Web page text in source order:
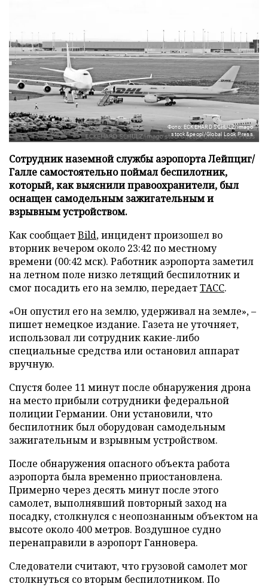
Фото: ECKEHARD SCHULZ/imago
stock&peopl/Global Look Press
Сотрудник наземной службы аэропорта Лейпциг/
Галле самостоятельно поймал беспилотник,
который, как выяснили правоохранители, был
оснащен самодельным зажигательным и
взрывным устройством.
Как сообщаетBild, инцидент произошел во
вторник вечером около 23:42 по местному
времени (00:42 мск). Работник аэропорта заметил
на летном поле низко летящий беспилотник и
смог посадить его на землю, передаетТАСС.
«Он опустил его на землю, удерживал на земле», –
пишет немецкое издание. Газета не уточняет,
использовал ли сотрудник какие-либо
специальные средства или остановил аппарат
вручную.
Спустя более 11 минут после обнаружения дрона
на место прибыли сотрудники федеральной
полиции Германии. Они установили, что
беспилотник был оборудован самодельным
зажигательным и взрывным устройством.
После обнаружения опасного объекта работа
аэропорта была временно приостановлена.
Примерно через десять минут после этого
самолет, выполнявший повторный заход на
посадку, столкнулся с неопознанным объектом на
высоте около 400 метров. Воздушное судно
перенаправили в аэропорт Ганновера.
Следователи считают, что грузовой самолет мог
столкнуться со вторым беспилотником. По